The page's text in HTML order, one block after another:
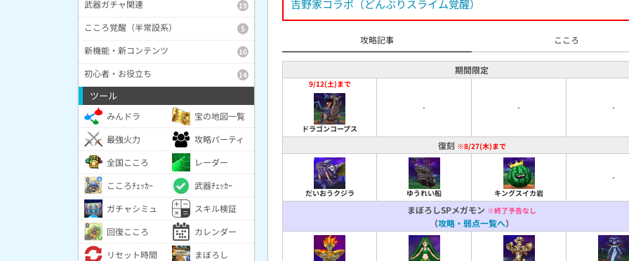
吉野家コラボ（どんぶりスライム覚醒）
攻略記事 こころ
期間限定
9/12(土)まで
ドラゴンコープス
- - -
復刻 ※8/27(木)まで
だいおうクジラ ゆうれい船 キングスイカ岩
-
まぼろしSPメガモン ※終了予告なし
（攻略・弱点一覧へ）
武器ガチャ関連
19
こころ覚醒（半常設系） 5
新機能・新コンテンツ 16
初心者・お役立ち 14
ツール
みんドラ
宝の地図一覧
最強火力
攻略パーティ
全国こころ
レーダー
こころﾁｪｯｶｰ
武器ﾁｪｯｶｰ
ガチャシミュ
スキル検証
回復こころ
カレンダー
リセット時間
まぼろし